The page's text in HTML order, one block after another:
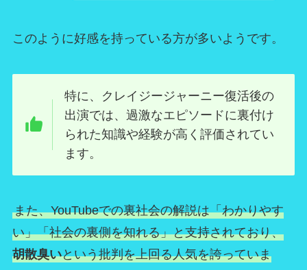
このように好感を持っている方が多いようです。
特に、クレイジージャーニー復活後の
出演では、過激なエピソードに裏付け
られた知識や経験が高く評価されてい
ます。
また、YouTubeでの裏社会の解説は「わかりやす
い」「社会の裏側を知れる」と支持されており、
胡散臭いという批判を上回る人気を誇っていま